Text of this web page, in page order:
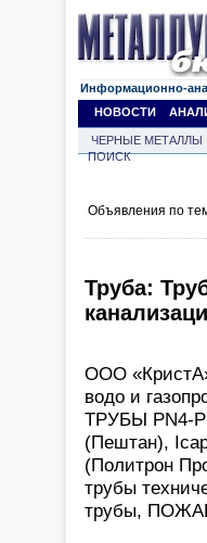
Информационно-
НОВОСТИ
ЧЕРНЫЕ МЕТАЛЛЫ
ПОИСК
Объявления по
Труба:
ООО
водо и
ТРУБЫ PN4-
(Пештан),
(Политрон
трубы
трубы,